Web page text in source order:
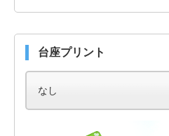
台座プリント